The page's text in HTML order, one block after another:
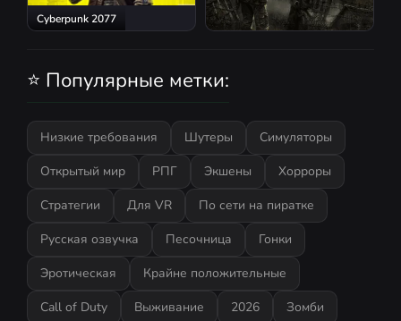
Cyberpunk 2077
⭐ Популярные метки:
Низкие требования Шутеры
Симуляторы
Открытый мир
РПГ Экшены
Хорроры
Стратегии
Для VR
По сети на пиратке
Русская озвучка
Песочница
Гонки
Эротическая
Крайне положительные
Call of Duty
Выживание 2026
Зомби